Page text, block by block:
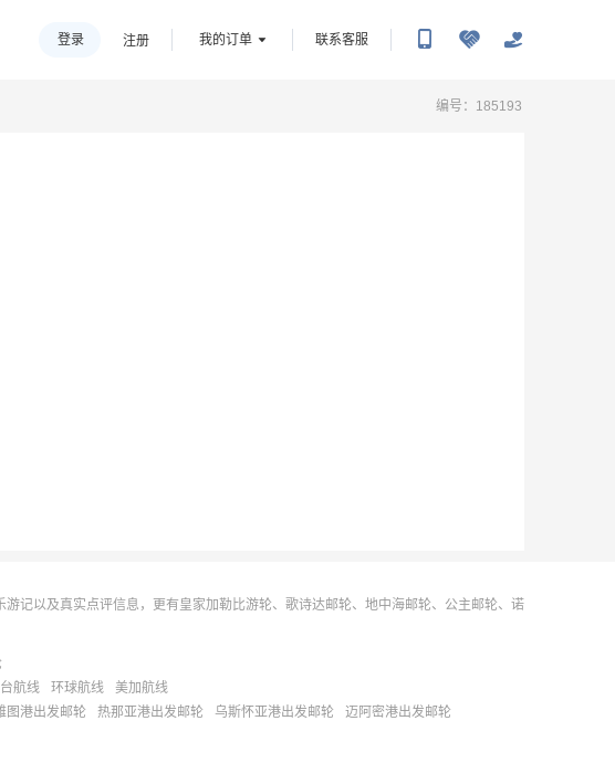
登录 注册 我的订单 联系客服
编号： 185193
记以及真实点评信息，更有皇家加勒比游轮、歌诗达邮轮、地中海邮轮、公主邮轮、诺
航线 环球航线
美加航线
图港出发邮轮 热那亚港出发邮轮 乌斯怀亚港出发邮轮
迈阿密港出发邮轮